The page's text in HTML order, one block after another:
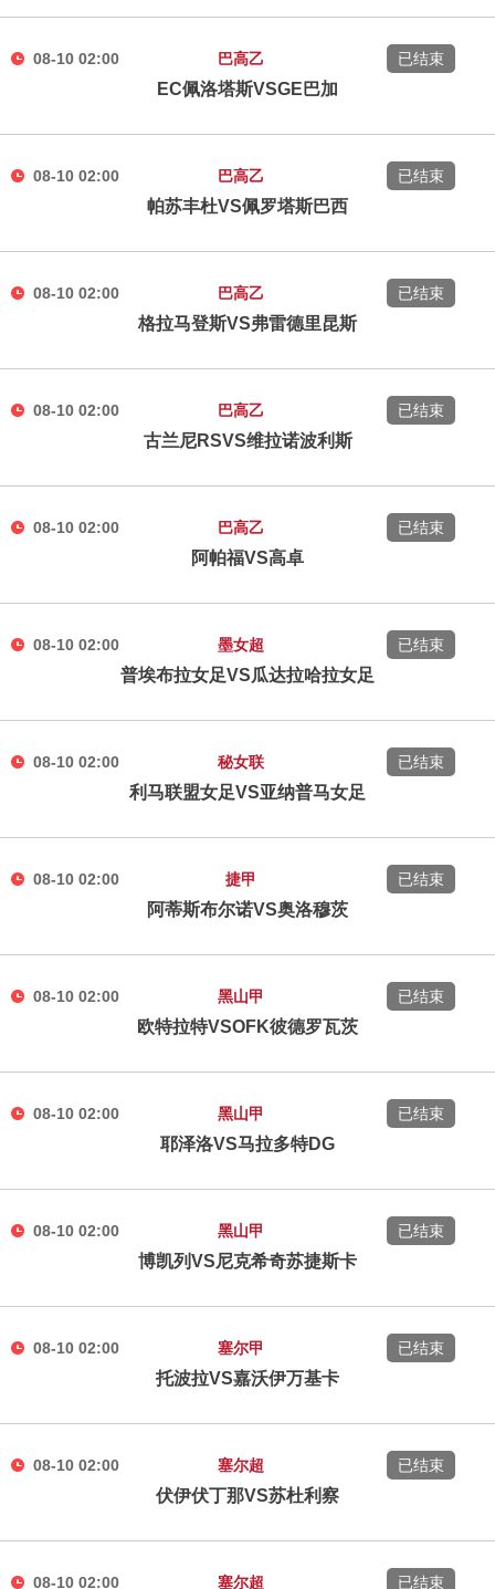
08-10 02:00 巴高乙
EC佩洛塔斯VSGE巴加
已结束
08-10 02:00 巴高乙
帕苏丰杜VS佩罗塔斯巴西
已结束
08-10 02:00 巴高乙
格拉马登斯VS弗雷德里昆斯
已结束
08-10 02:00 巴高乙
古兰尼RSVS维拉诺波利斯
已结束
08-10 02:00 巴高乙
阿帕福VS高卓
已结束
08-10 02:00 墨女超
普埃布拉女足VS瓜达拉哈拉女足
已结束
08-10 02:00 秘女联
利马联盟女足VS亚纳普马女足
已结束
08-10 02:00 捷甲
阿蒂斯布尔诺VS奥洛穆茨
已结束
08-10 02:00 黑山甲
欧特拉特VSOFK彼德罗瓦茨
已结束
08-10 02:00 黑山甲
耶泽洛VS马拉多特DG
已结束
08-10 02:00 黑山甲
博凯列VS尼克希奇苏捷斯卡
已结束
08-10 02:00 塞尔甲
托波拉VS嘉沃伊万基卡
已结束
08-10 02:00 塞尔超
伏伊伏丁那VS苏杜利察
已结束
08-10 02:00 塞尔超 已结束